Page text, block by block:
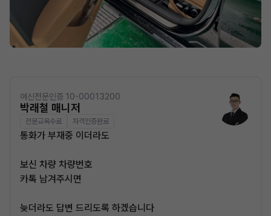
여신전문인증 10-00013200
박래철 매니저
전문교육수료 자격인증완료
통화가 부재중 이더라도
보신 차량 차량번호
카톡 남겨주시면
늦더라도 답변 드리도록 하겠습니다